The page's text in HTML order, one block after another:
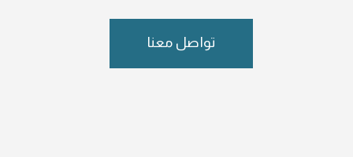
تواصل معنا